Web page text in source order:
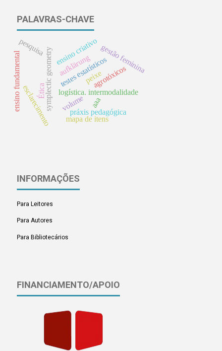
PALAVRAS-CHAVE
logística. intermodalidade
symplectic geometry aaa
testes estatísticos
aufklärung
esclarecimento
Ética
ensino fundamental peixe
ensino criativo
práxis pedagógica
gestão feminina
agrotóxicos
volume
pesquisa
mapa de itens
INFORMAÇÕES
Para Leitores
Para Autores
Para Bibliotecários
FINANCIAMENTO/APOIO